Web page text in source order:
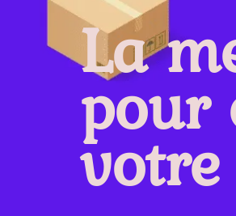
La
pour
votre